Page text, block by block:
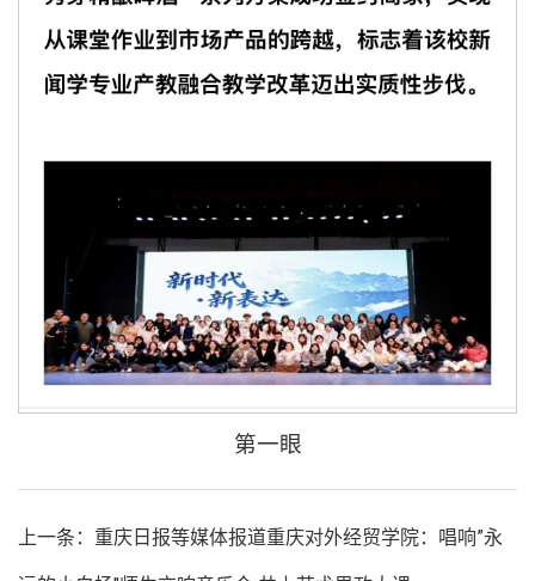
第一眼
上一条：重庆日报等媒体报道重庆对外经贸学院：唱响”永